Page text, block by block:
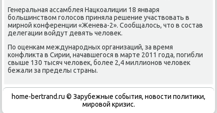
Генеральная ассамблея Нацкоалиции 18 января
большинством голосов приняла решение участвовать в
мирной конференции «Женева-2». Сообщалось, что в состав
делегации войдут девять человек.
По оценкам международных организаций, за время
конфликта в Сирии, начавшегося в марте 2011 года, погибли
свыше 130 тысяч человек, более 2,4 миллионов человек
бежали за пределы страны.
home-bertrand.ru © Зарубежные события, новости политики,
мировой кризис.